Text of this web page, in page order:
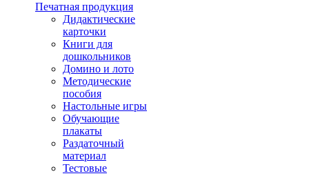
Печатная продукция
Дидактические
карточки
Книги для
дошкольников
Домино и лото
Методические
пособия
Настольные игры
Обучающие
плакаты
Раздаточный
материал
Тестовые